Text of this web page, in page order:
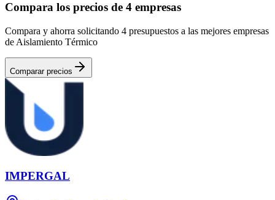
Compara los precios de 4 empresas
Compara y ahorra solicitando 4 presupuestos a las mejores empresas
de Aislamiento Térmico
Comparar precios
IMPERGAL